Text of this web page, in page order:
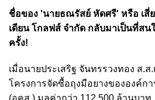
ชื่อของ 'นายธณรัสย์ หัดศรี' หรือ เสี่
เดียน โกลฟส์ จำกัด กลับมาเป็นที่ส
ครั้ง!
เมื่อนายประเสริฐ จันทรรวงทอง ส.
โครงการจัดซื้อถุงมือยางขององค์ก
(อคส.) มูลค่ากว่า 112,500 ล้านบาท